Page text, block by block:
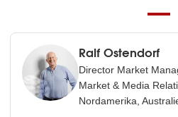
Ralf Ostendorf
Director Market
Market & Media
Nordamerika,